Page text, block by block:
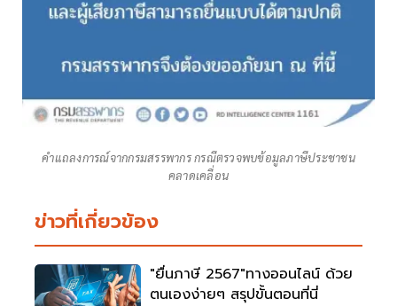
คำแถลงการณ์จากกรมสรรพากร กรณีตรวจพบข้อมูลภาษีประชาชน
คลาดเคลื่อน
ข่าวที่เกี่ยวข้อง
"ยื่นภาษี 2567"ทางออนไลน์ ด้วย
ตนเองง่ายๆ สรุปขั้นตอนที่นี่